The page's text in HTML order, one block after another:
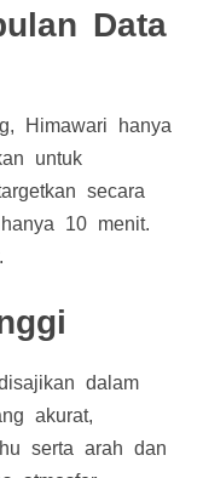
Data
Himawari hanya
untuk
secara
10 menit.
dalam
akurat,
serta arah dan